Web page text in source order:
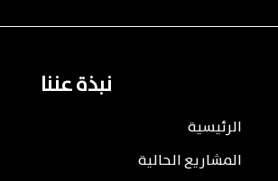
نبذة عننا
الرئيسية
المشاريع الحالية